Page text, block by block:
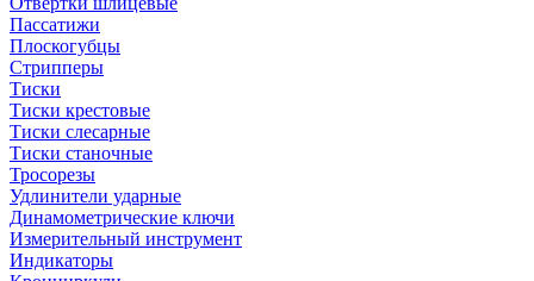
Пассатижи
Плоскогубцы
Стрипперы
Тиски
Тиски крестовые
Тиски слесарные
Тиски станочные
Тросорезы
Удлинители ударные
Динамометрические ключи
Измерительный инструмент
Индикаторы